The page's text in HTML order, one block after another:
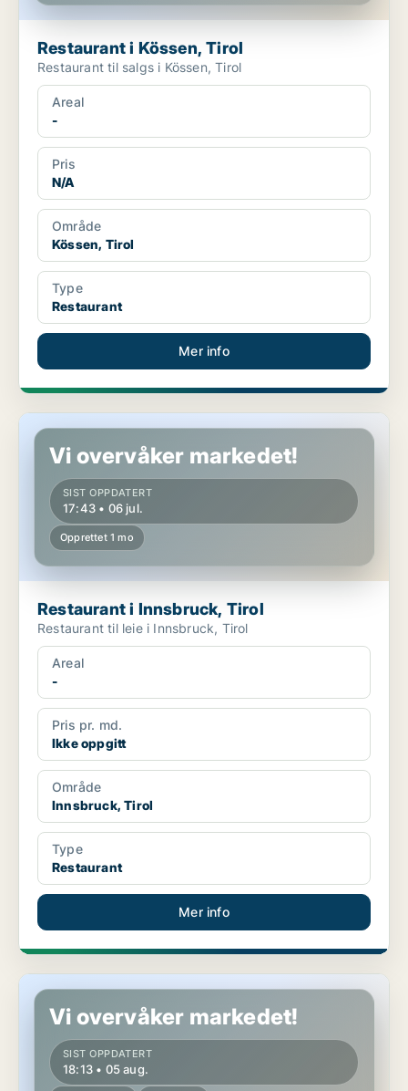
Restaurant i Kössen, Tirol
Restaurant til salgs i Kössen, Tirol
Areal
-
Pris
N/A
Område
Kössen, Tirol
Type
Restaurant
Mer info
Restaurant i Innsbruck, Tirol
Vi overvåker markedet!
SIST OPPDATERT
17:43 • 06 jul.
Opprettet 1 mo
Restaurant i Innsbruck, Tirol
Restaurant til leie i Innsbruck, Tirol
Areal
-
Pris pr. md.
Ikke oppgitt
Område
Innsbruck, Tirol
Type
Restaurant
Mer info
Restaurant i Innsbruck, Tirol
Vi overvåker markedet!
SIST OPPDATERT
18:13 • 05 aug.